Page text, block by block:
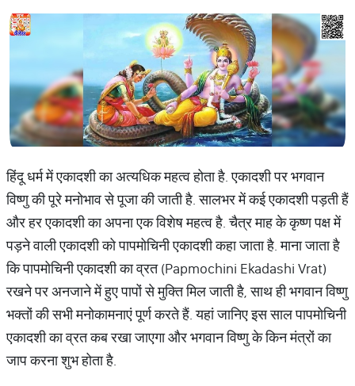
हिंदू धर्म में एकादशी का अत्यधिक महत्व होता है. एकादशी पर भगवान
विष्णु की पूरे मनोभाव से पूजा की जाती है. सालभर में कई एकादशी पड़ती हैं
और हर एकादशी का अपना एक विशेष महत्व है. चैत्र माह के कृष्ण पक्ष में
पड़ने वाली एकादशी को पापमोचिनी एकादशी कहा जाता है. माना जाता है
कि पापमोचिनी एकादशी का व्रत (Papmochini Ekadashi Vrat)
रखने पर अनजाने में हुए पापों से मुक्ति मिल जाती है, साथ ही भगवान विष्णु
भक्तों की सभी मनोकामनाएं पूर्ण करते हैं. यहां जानिए इस साल पापमोचिनी
एकादशी का व्रत कब रखा जाएगा और भगवान विष्णु के किन मंत्रों का
जाप करना शुभ होता है.